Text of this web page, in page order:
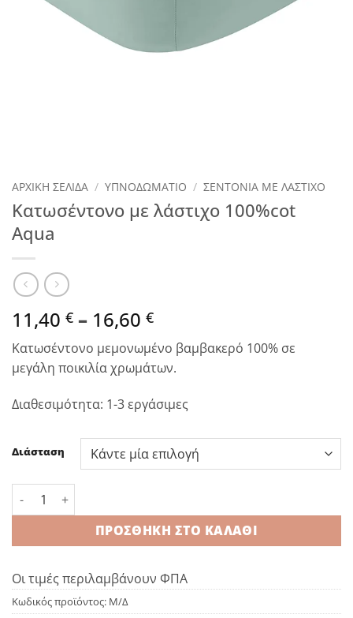
ΑΡΧΙΚΉ ΣΕΛΊΔΑ / ΥΠΝΟΔΩΜΑΤΙΟ / ΣΕΝΤΟΝΙΑ ΜΕ ΛΑΣΤΙΧΟ
Κατωσέντονο με λάστιχο 100%cot
Aqua
11,40 € – 16,60 €Price
range:
11,40 €
through
16,60 €
Κατωσέντονο μεμονωμένο βαμβακερό 100% σε
μεγάλη ποικιλία χρωμάτων.
Διαθεσιμότητα: 1-3 εργάσιμες
Διάσταση
Κατωσέντονο με λάστιχο 100%cot Aqua ποσότητα
ΠΡΟΣΘΉΚΗ ΣΤΟ ΚΑΛΆΘΙ
Οι τιμές περιλαμβάνουν ΦΠΑ
Κωδικός προϊόντος: Μ/Δ